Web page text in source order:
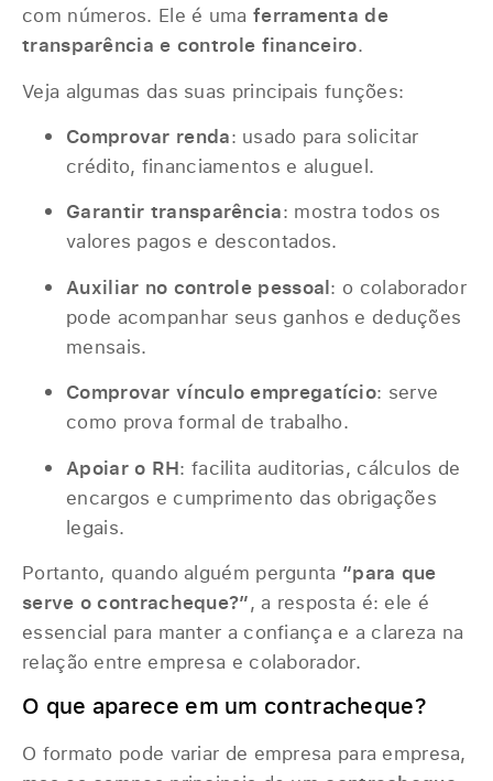
com números. Ele é uma ferramenta de
transparência e controle financeiro.
Veja algumas das suas principais funções:
Comprovar renda: usado para solicitar
crédito, financiamentos e aluguel.
Garantir transparência: mostra todos os
valores pagos e descontados.
Auxiliar no controle pessoal: o colaborador
pode acompanhar seus ganhos e deduções
mensais.
Comprovar vínculo empregatício: serve
como prova formal de trabalho.
Apoiar o RH: facilita auditorias, cálculos de
encargos e cumprimento das obrigações
legais.
Portanto, quando alguém pergunta “para que
serve o contracheque?”, a resposta é: ele é
essencial para manter a confiança e a clareza na
relação entre empresa e colaborador.
O que aparece em um contracheque?
O formato pode variar de empresa para empresa,